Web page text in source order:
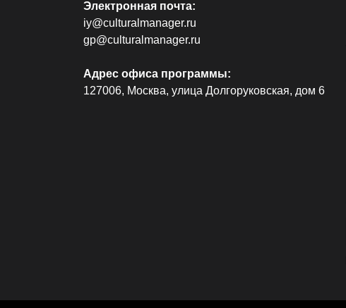
Электронная почта:
iy@culturalmanager.ru
gp@culturalmanager.ru
Адрес офиса программы:
127006, Москва, улица Долгоруковская, дом 6